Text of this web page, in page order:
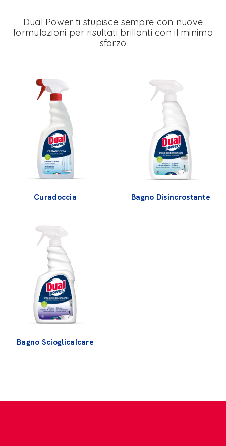
Dual Power ti stupisce sempre con nuove
formulazioni per risultati brillanti con il minimo
sforzo
Curadoccia Bagno Disincrostante
Bagno Scioglicalcare